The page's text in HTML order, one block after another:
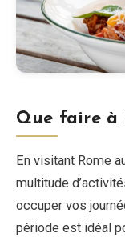
Que faire à
En visitant Rome
multitude
occuper vos
période est idéal